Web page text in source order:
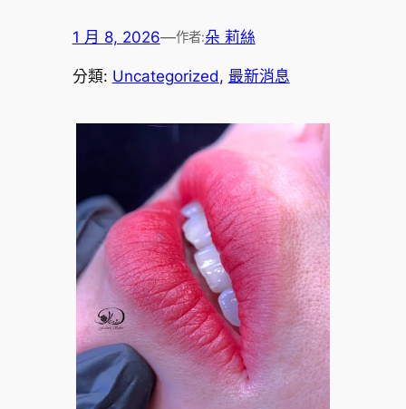
1 月 8, 2026—作者:朵 莉絲
分類: Uncategorized, 最新消息